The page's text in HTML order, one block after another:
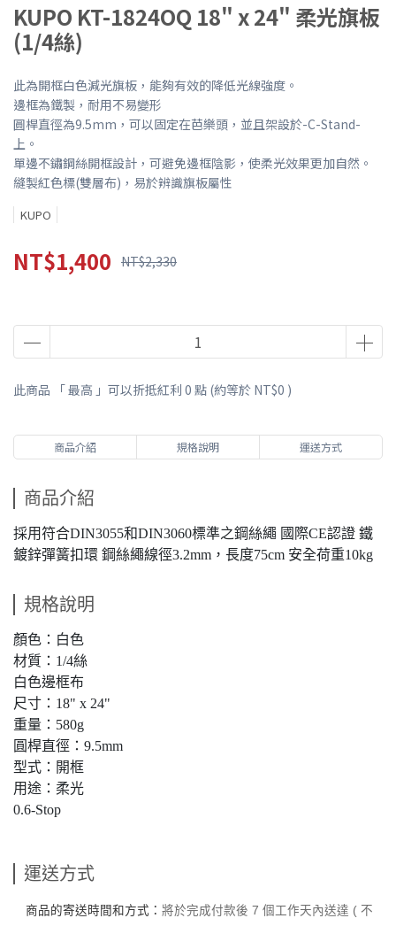
KUPO KT-1824OQ 18" x 24" 柔光旗板
(1/4絲)
此為開框白色減光旗板，能夠有效的降低光線強度。
邊框為鐵製，耐用不易變形
圓桿直徑為9.5mm，可以固定在芭樂頭，並且架設於-C-Stand-
上。
單邊不鏽鋼絲開框設計，可避免邊框陰影，使柔光效果更加自然。
縫製紅色標(雙層布)，易於辨識旗板屬性
KUPO
NT$1,400 NT$2,330
此商品 「 最高 」可以折抵紅利 0 點 (約等於 NT$0 )
商品介紹 規格說明 運送方式
商品介紹
採用符合DIN3055和DIN3060標準之鋼絲繩 國際CE認證 鐵
鍍鋅彈簧扣環 鋼絲繩線徑3.2mm，長度75cm 安全荷重10kg
規格說明
顏色：白色
材質：1/4絲
白色邊框布
尺寸：18" x 24"
重量：580g
圓桿直徑：9.5mm
型式：開框
用途：柔光
0.6-Stop
運送方式
商品的寄送時間和方式： 將於完成付款後 7 個工作天內送達 ( 不